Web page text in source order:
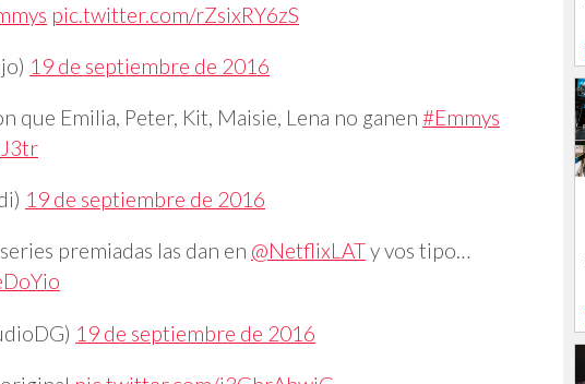
pic.twitter.com/rZsixRY6zS
19 de septiembre de 2016
que Emilia, Peter, Kit, Maisie, Lena no ganen #Emmys
19 de septiembre de 2016
premiadas las dan en @NetflixLATy vos tipo…
19 de septiembre de 2016